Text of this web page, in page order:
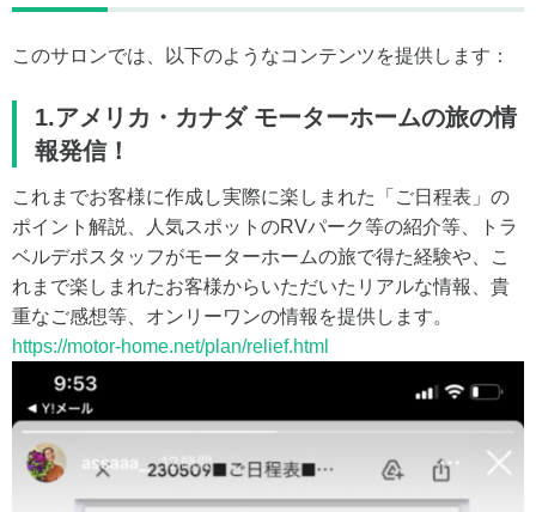
このサロンでは、以下のようなコンテンツを提供します：
1.アメリカ・カナダ モーターホームの旅の情
報発信！
これまでお客様に作成し実際に楽しまれた「ご日程表」の
ポイント解説、人気スポットのRVパーク等の紹介等、トラ
ベルデポスタッフがモーターホームの旅で得た経験や、こ
れまで楽しまれたお客様からいただいたリアルな情報、貴
重なご感想等、オンリーワンの情報を提供します。
https://motor-home.net/plan/relief.html